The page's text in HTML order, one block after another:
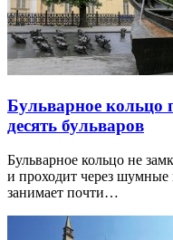
Бульварное кольцо
десять бульваров
Бульварное кольцо не
и проходит через
занимает почти…